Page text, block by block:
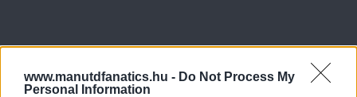
www.manutdfanatics.hu - Do Not Process My
Personal Information